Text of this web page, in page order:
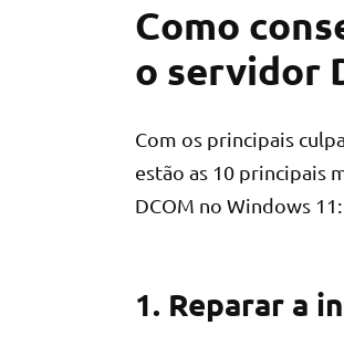
Como
o servidor
Com os principais
estão as 10 principais
DCOM no Windows 11:
1. Reparar a